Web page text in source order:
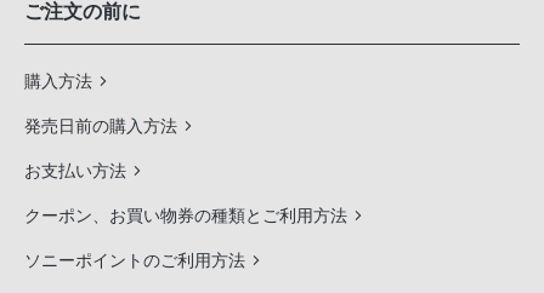
ご注文の前に
購入方法
発売日前の購入方法
お支払い方法
クーポン、お買い物券の種類とご利用方法
ソニーポイントのご利用方法